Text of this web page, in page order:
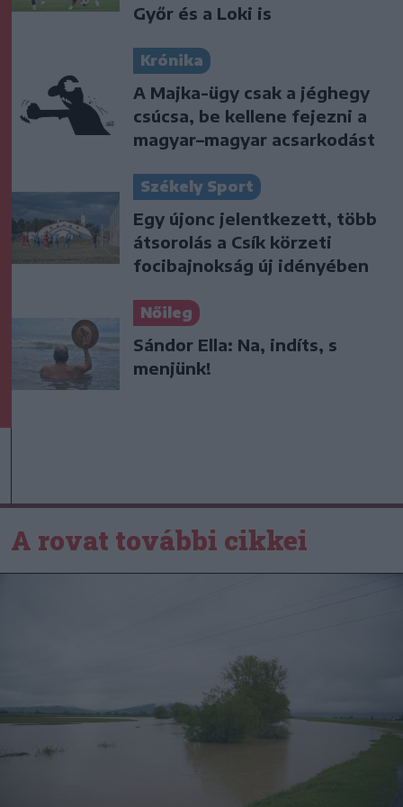
Győr és a Loki is
Krónika
A Majka-ügy csak a jéghegy
csúcsa, be kellene fejezni a
magyar–magyar acsarkodást
Székely Sport
Egy újonc jelentkezett, több
átsorolás a Csík körzeti
focibajnokság új idényében
Nőileg
Sándor Ella: Na, indíts, s
menjünk!
A rovat további cikkei